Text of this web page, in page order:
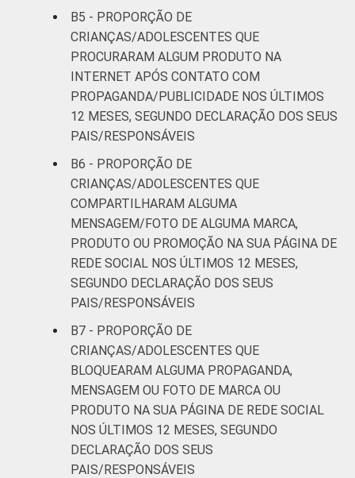
B5 - PROPORÇÃO DE
CRIANÇAS/ADOLESCENTES QUE
PROCURARAM ALGUM PRODUTO NA
INTERNET APÓS CONTATO COM
PROPAGANDA/PUBLICIDADE NOS ÚLTIMOS
12 MESES, SEGUNDO DECLARAÇÃO DOS SEUS
PAIS/RESPONSÁVEIS
B6 - PROPORÇÃO DE
CRIANÇAS/ADOLESCENTES QUE
COMPARTILHARAM ALGUMA
MENSAGEM/FOTO DE ALGUMA MARCA,
PRODUTO OU PROMOÇÃO NA SUA PÁGINA DE
REDE SOCIAL NOS ÚLTIMOS 12 MESES,
SEGUNDO DECLARAÇÃO DOS SEUS
PAIS/RESPONSÁVEIS
B7 - PROPORÇÃO DE
CRIANÇAS/ADOLESCENTES QUE
BLOQUEARAM ALGUMA PROPAGANDA,
MENSAGEM OU FOTO DE MARCA OU
PRODUTO NA SUA PÁGINA DE REDE SOCIAL
NOS ÚLTIMOS 12 MESES, SEGUNDO
DECLARAÇÃO DOS SEUS
PAIS/RESPONSÁVEIS